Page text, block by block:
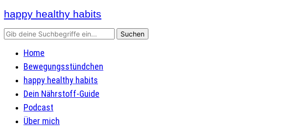
happy healthy habits
Home
Bewegungsstündchen
happy healthy habits
Dein Nährstoff-Guide
Podcast
Über mich